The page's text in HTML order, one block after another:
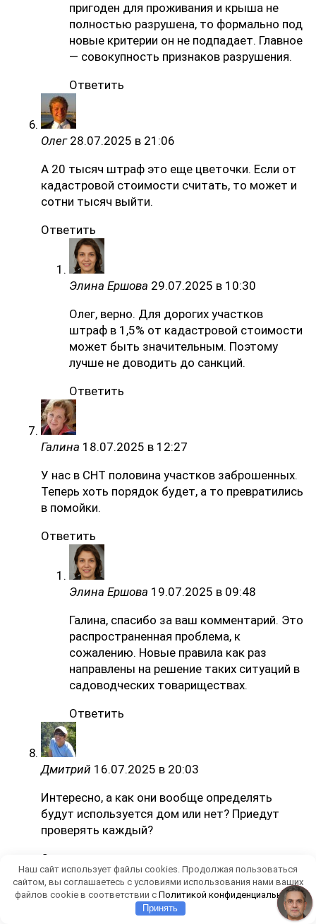
пригоден для проживания и крыша не
полностью разрушена, то формально под
новые критерии он не подпадает. Главное
— совокупность признаков разрушения.
Ответить
Олег 28.07.2025 в 21:06
А 20 тысяч штраф это еще цветочки. Если от
кадастровой стоимости считать, то может и
сотни тысяч выйти.
Ответить
Элина Ершова 29.07.2025 в 10:30
Олег, верно. Для дорогих участков
штраф в 1,5% от кадастровой стоимости
может быть значительным. Поэтому
лучше не доводить до санкций.
Ответить
Галина 18.07.2025 в 12:27
У нас в СНТ половина участков заброшенных.
Теперь хоть порядок будет, а то превратились
в помойки.
Ответить
Элина Ершова 19.07.2025 в 09:48
Галина, спасибо за ваш комментарий. Это
распространенная проблема, к
сожалению. Новые правила как раз
направлены на решение таких ситуаций в
садоводческих товариществах.
Ответить
Дмитрий 16.07.2025 в 20:03
Интересно, а как они вообще определять
будут используется дом или нет? Приедут
проверять каждый?
Ответить
Элина Ершова 17.07.2025 в 10:41
Наш сайт использует файлы cookies. Продолжая пользоваться
сайтом, вы соглашаетесь с условиями использования нами ваших
файлов cookie в соответствии с Политикой конфиденциальности
Принять